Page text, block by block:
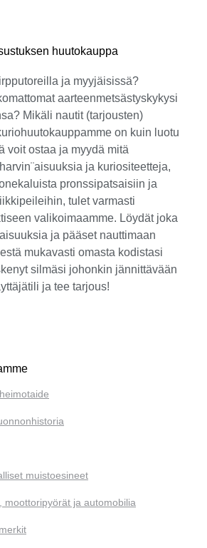
huutokauppa
ja myyjäisissä?
aarteenmetsästyskykysi
Mikäli nautit (tarjousten)
on kuin luotu
voit ostaa ja myydä mitä
ja kuriositeetteja,
pronssipatsaisiin ja
tulet varmasti
valikoimaamme. Löydät joka
ja pääset nauttimaan
mukavasti omasta kodistasi
silmäsi johonkin jännittävään
ja tee tarjous!
muistoesineet
moottoripyörät ja automobilia